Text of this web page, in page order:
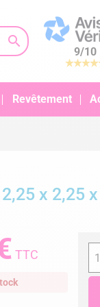

9/10
Revêtement
x 2,25
TTC